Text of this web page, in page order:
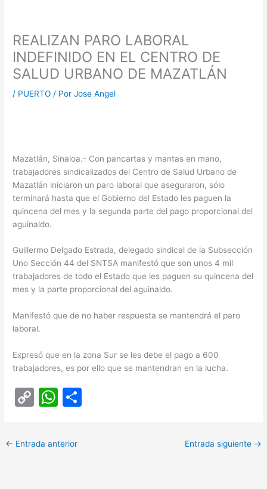
REALIZAN PARO LABORAL
INDEFINIDO EN EL CENTRO DE
SALUD URBANO DE MAZATLÁN
/ PUERTO / PorJose Angel
Mazatlán, Sinaloa.- Con pancartas y mantas en mano,
trabajadores sindicalizados del Centro de Salud Urbano de
Mazatlán iniciaron un paro laboral que aseguraron, sólo
terminará hasta que el Gobierno del Estado les paguen la
quincena del mes y la segunda parte del pago proporcional del
aguinaldo.
Guillermo Delgado Estrada, delegado sindical de la Subsección
Uno Sección 44 del SNTSA manifestó que son unos 4 mil
trabajadores de todo el Estado que les paguen su quincena del
mes y la parte proporcional del aguinaldo.
Manifestó que de no haber respuesta se mantendrá el paro
laboral.
Expresó que en la zona Sur se les debe el pago a 600
trabajadores, es por ello que se mantendran en la lucha.
C
p
y
W
at
s
← Entrada anterior Entrada siguiente →